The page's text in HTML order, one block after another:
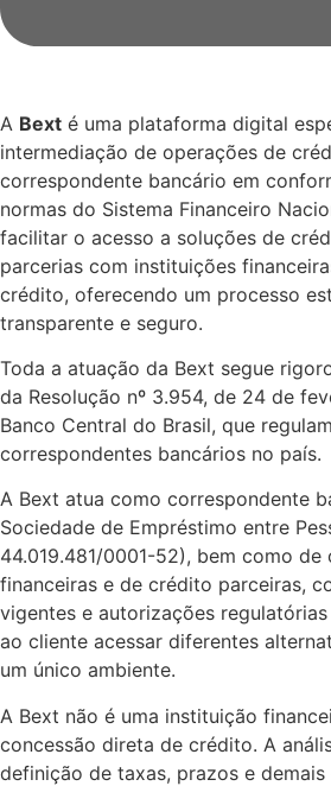
A Bext é uma plataforma digital
intermediação de operações de
correspondente bancário em
normas do Sistema Financeiro
facilitar o acesso a soluções de
parcerias com instituições
crédito, oferecendo um processo
transparente e seguro.
Toda a atuação da Bext segue
da Resolução nº 3.954, de 24 de
Banco Central do Brasil, que
correspondentes bancários no país.
A Bext atua como correspondente
Sociedade de Empréstimo entre
44.019.481/0001-52), bem como
financeiras e de crédito parceiras,
vigentes e autorizações
ao cliente acessar diferentes
um único ambiente.
A Bext não é uma instituição
concessão direta de crédito. A
definição de taxas, prazos e